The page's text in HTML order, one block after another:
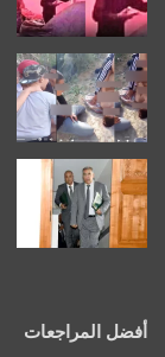
أفضل المراجعات